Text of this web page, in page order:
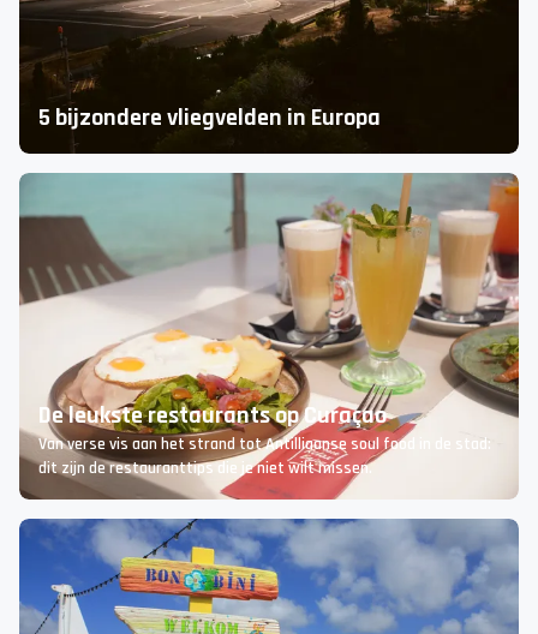
Ontdek de leukste wateractiviteiten op Malta
5 bijzondere vliegvelden in Europa